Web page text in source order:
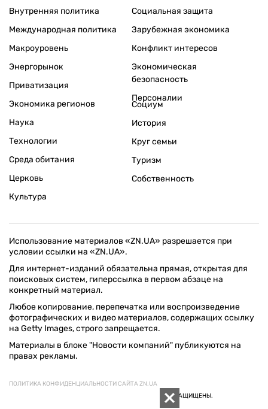
Внутренняя политика
Международная политика
Макроуровень
Энергорынок
Приватизация
Экономика регионов
Социальная защита
Зарубежная экономика
Конфликт интересов
Экономическая
безопасность
Персоналии
Наука
Технологии
Среда обитания
Церковь
Культура
Социум
История
Круг семьи
Туризм
Собственность
Использование материалов «ZN.UA» разрешается при
условии ссылки на «ZN.UA».
Для интернет-изданий обязательна прямая, открытая для
поисковых систем, гиперссылка в первом абзаце на
конкретный материал.
Любое копирование, перепечатка или воспроизведение
фотографических и видео материалов, содержащих ссылку
на Getty Images, строго запрещается.
Материалы в блоке "Новости компаний" публикуются на
правах рекламы.
ПОЛИТИКА КОНФИДЕНЦИАЛЬНОСТИ САЙТА ZN.UA
© 1994–2026 «ЗЕРКАЛО НЕДЕЛИ. УКРАИНА». ВСЕ ПРАВА ЗАЩИЩЕНЫ.